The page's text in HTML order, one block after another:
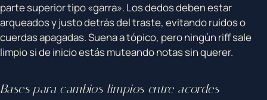
parte superior tipo «garra». Los dedos deben estar
arqueados y justo detrás del traste, evitando ruidos o
cuerdas apagadas. Suena a tópico, pero ningún riff sale
limpio si de inicio estás muteando notas sin querer.
Bases para cambios limpios entre acordes